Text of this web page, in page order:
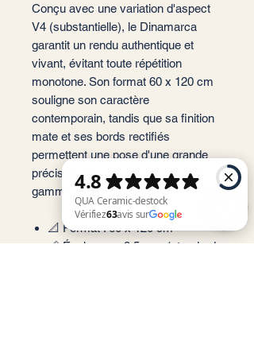
Conçu avec une variation d'aspect
V4 (substantielle), le Dinamarca
garantit un rendu authentique et
vivant, évitant toute répétition
monotone. Son format 60 x 120 cm
souligne son caractère
contemporain, tandis que sa finition
mate et ses bords rectifiés
permettent une pose d'une grande
précision pour un résultat haut de
gamme.
📐 Format : 60 x 120 cm
📏 Épaisseur : 9,5 mm (standard